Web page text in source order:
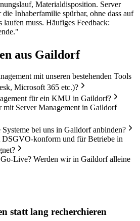
Materialdisposition. Server
Inhaberfamilie spürbar, ohne dass auf
laufen muss. Häufiges Feedback:
aus Gaildorf
mit unseren bestehenden Tools
Microsoft 365 etc.)?
für ein KMU in Gaildorf?
mit Server Management in Gaildorf
bei uns in Gaildorf anbinden?
DSGVO-konform und für Betriebe in
Go-Live? Werden wir in Gaildorf alleine
statt lang recherchieren